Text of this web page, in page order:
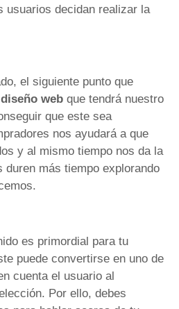
usuarios decidan realizar la
el siguiente punto que
diseño web que tendrá nuestro
que este sea
nos ayudará a que
y al mismo tiempo nos da la
duren más tiempo explorando
es primordial para tu
puede convertirse en uno de
cuenta el usuario al
Por ello, debes